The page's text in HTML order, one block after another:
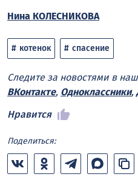
Нина КОЛЕСНИКОВА
котенок спасение
Следите за новостями в
ВКонтакте, Одноклассники,
Нравится
Поделиться: